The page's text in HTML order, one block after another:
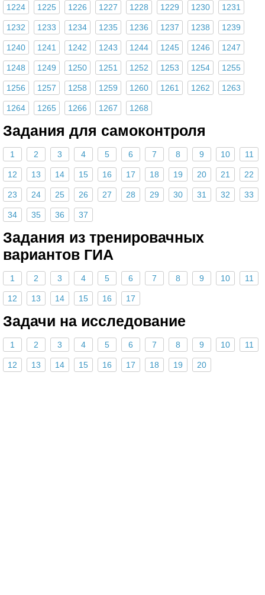
1224 1225 1226 1227 1228 1229 1230 1231
1232 1233 1234 1235 1236 1237 1238 1239
1240 1241 1242 1243 1244 1245 1246 1247
1248 1249 1250 1251 1252 1253 1254 1255
1256 1257 1258 1259 1260 1261 1262 1263
1264 1265 1266 1267 1268
Задания для самоконтроля
1 2 3 4 5 6 7 8 9 10 11
12 13 14 15 16 17 18 19 20 21 22
23 24 25 26 27 28 29 30 31 32 33
34 35 36 37
Задания из тренировачных
вариантов ГИА
1 2 3 4 5 6 7 8 9 10 11
12 13 14 15 16 17
Задачи на исследование
1 2 3 4 5 6 7 8 9 10 11
12 13 14 15 16 17 18 19 20